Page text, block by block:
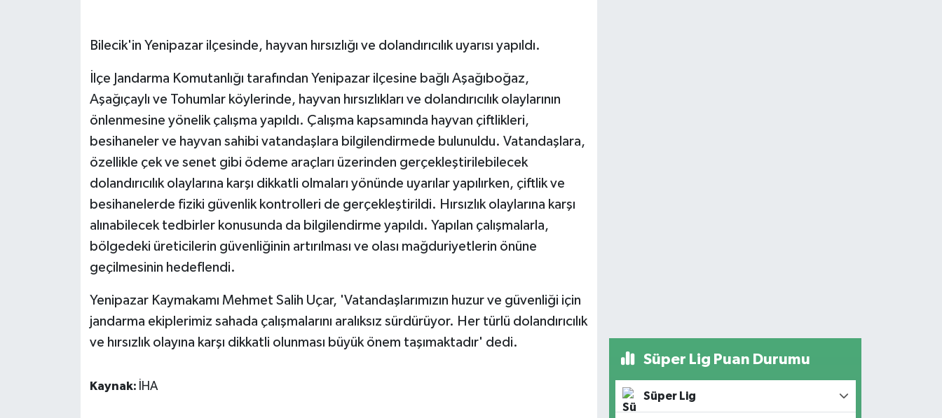
Bilecik'in Yenipazar ilçesinde, hayvan hırsızlığı ve dolandırıcılık uyarısı yapıldı.
İlçe Jandarma Komutanlığı tarafından Yenipazar ilçesine bağlı Aşağıboğaz,
Aşağıçaylı ve Tohumlar köylerinde, hayvan hırsızlıkları ve dolandırıcılık olaylarının
önlenmesine yönelik çalışma yapıldı. Çalışma kapsamında hayvan çiftlikleri,
besihaneler ve hayvan sahibi vatandaşlara bilgilendirmede bulunuldu. Vatandaşlara,
özellikle çek ve senet gibi ödeme araçları üzerinden gerçekleştirilebilecek
dolandırıcılık olaylarına karşı dikkatli olmaları yönünde uyarılar yapılırken, çiftlik ve
besihanelerde fiziki güvenlik kontrolleri de gerçekleştirildi. Hırsızlık olaylarına karşı
alınabilecek tedbirler konusunda da bilgilendirme yapıldı. Yapılan çalışmalarla,
bölgedeki üreticilerin güvenliğinin artırılması ve olası mağduriyetlerin önüne
geçilmesinin hedeflendi.
Yenipazar Kaymakamı Mehmet Salih Uçar, 'Vatandaşlarımızın huzur ve güvenliği için
jandarma ekiplerimiz sahada çalışmalarını aralıksız sürdürüyor. Her türlü dolandırıcılık
ve hırsızlık olayına karşı dikkatli olunması büyük önem taşımaktadır' dedi.
Kaynak: İHA
Süper Lig Puan Durumu
Süper Lig
GÜNDEM
HABERDE İNSAN
İş Dünyası
Jandarma
KÜLTÜR SANAT
Otomobil